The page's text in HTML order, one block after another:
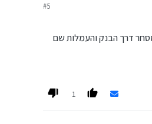
#5
שהוא יכול לגרור עוד מסחר דרך הבנק והעמלות שם
1